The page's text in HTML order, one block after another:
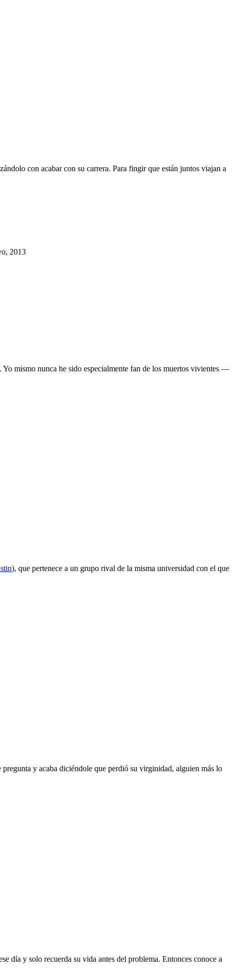
con acabar con su carrera. Para fingir que están juntos viajan a
2013
Yo mismo nunca he sido especialmente fan de los muertos vivientes —
), que pertenece a un grupo rival de la misma universidad con el que
y acaba diciéndole que perdió su virginidad, alguien más lo
día y solo recuerda su vida antes del problema. Entonces conoce a